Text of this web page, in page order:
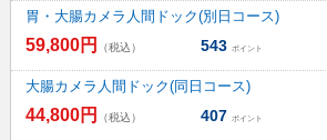
胃・大腸カメラ人間ドック(別日コース)
59,800円 （税込） 543 ポイント
大腸カメラ人間ドック(同日コース)
44,800円 （税込） 407 ポイント